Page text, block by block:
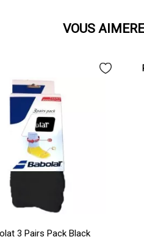
VOUS
3 Pairs Pack Black